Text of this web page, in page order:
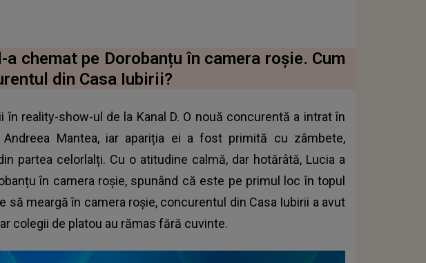
chemat pe Dorobanțu în camera roșie. Cum
din Casa Iubirii?
reality-show-ul de la Kanal D. O nouă concurentă a intrat în
Mantea, iar apariția ei a fost primită cu zâmbete,
partea celorlalți. Cu o atitudine calmă, dar hotărâtă, Lucia a
în camera roșie, spunând că este pe primul loc în topul
să meargă în camera roșie, concurentul din Casa Iubirii a avut
colegii de platou au rămas fără cuvinte.